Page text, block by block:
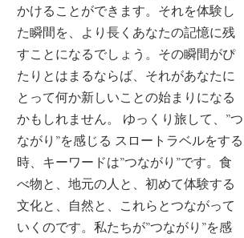
かけることができます。それを体験し
た瞬間を、より長くあなたの記憶に残
すことになるでしょう。その瞬間がぴ
たりとはまるならば、それがあなたに
とって何か新しいことの始まりになる
かもしれません。 ゆっくり旅して、”つ
ながり”を感じる スロートラベルをする
時、キーワードは”つながり”です。食
べ物と、地元の人と、初めて体験する
文化と、自然と、これらとつながって
いくのです。私たちが”つながり”を感